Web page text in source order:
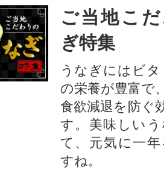
ご当地こ
ぎ特集
うなぎにはビ
の栄養が豊富で
食欲減退を防ぐ
す。美味しい
て、元気に一
すね。